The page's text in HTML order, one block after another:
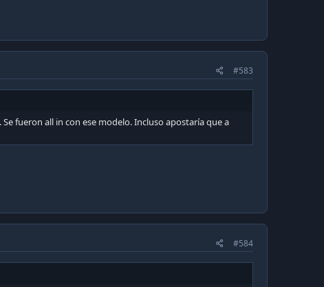
#583
fueron all in con ese modelo. Incluso apostaría que a
#584